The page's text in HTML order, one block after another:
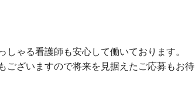
ゃる看護師も安心して働いております。
ございますので将来を見据えたご応募もお待